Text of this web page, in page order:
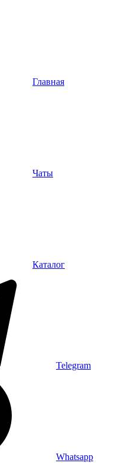
Главная
Чаты
Каталог
Telegram
Whatsapp